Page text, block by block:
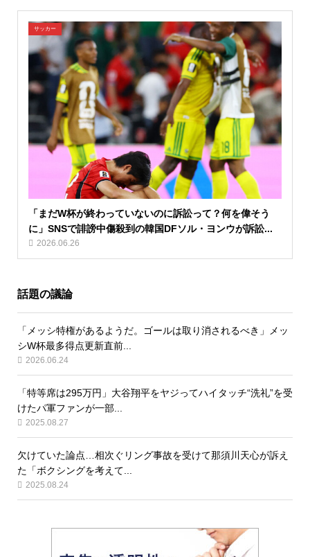
サッカー
「まだW杯が終わっていないのに訴訟って？何を偉そう
に」SNSで誹謗中傷殺到の韓国DFソル・ヨンウが訴訟...
2026.06.26
話題の議論
「メッシ特権があるようだ。ゴールは取り消されるべき」メッ
シW杯最多得点更新直前...
2026.06.24
「特等席は295万円」大谷翔平をヤジってハイタッチ“洗礼”を受
けたパ軍ファンが一部...
2025.08.27
欠けていた論点…相次ぐリング事故を受けて那須川天心が訴え
た「ボクシングを考えて...
2025.08.24